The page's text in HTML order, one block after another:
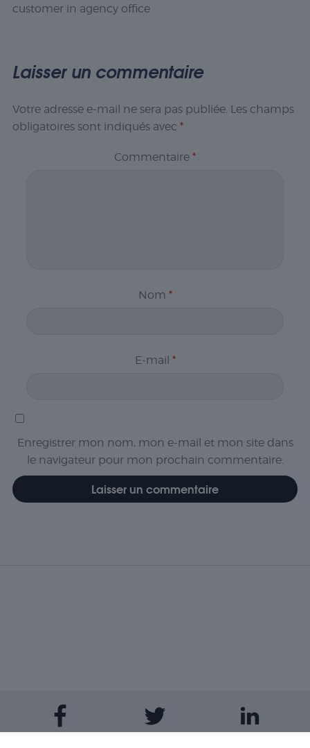
customer in agency office
Laisser un commentaire
Votre adresse e-mail ne sera pas publiée. Les champs
obligatoires sont indiqués avec *
Commentaire *
Nom *
E-mail *
Enregistrer mon nom, mon e-mail et mon site dans
le navigateur pour mon prochain commentaire.